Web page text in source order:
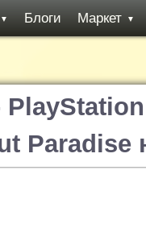
▼ Блоги Маркет ▼
Paradise